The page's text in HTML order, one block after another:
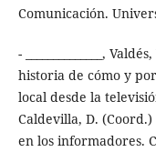
Comunicación.
- ______________,
historia de cómo y
local desde la
Caldevilla, D.
en los informadores.